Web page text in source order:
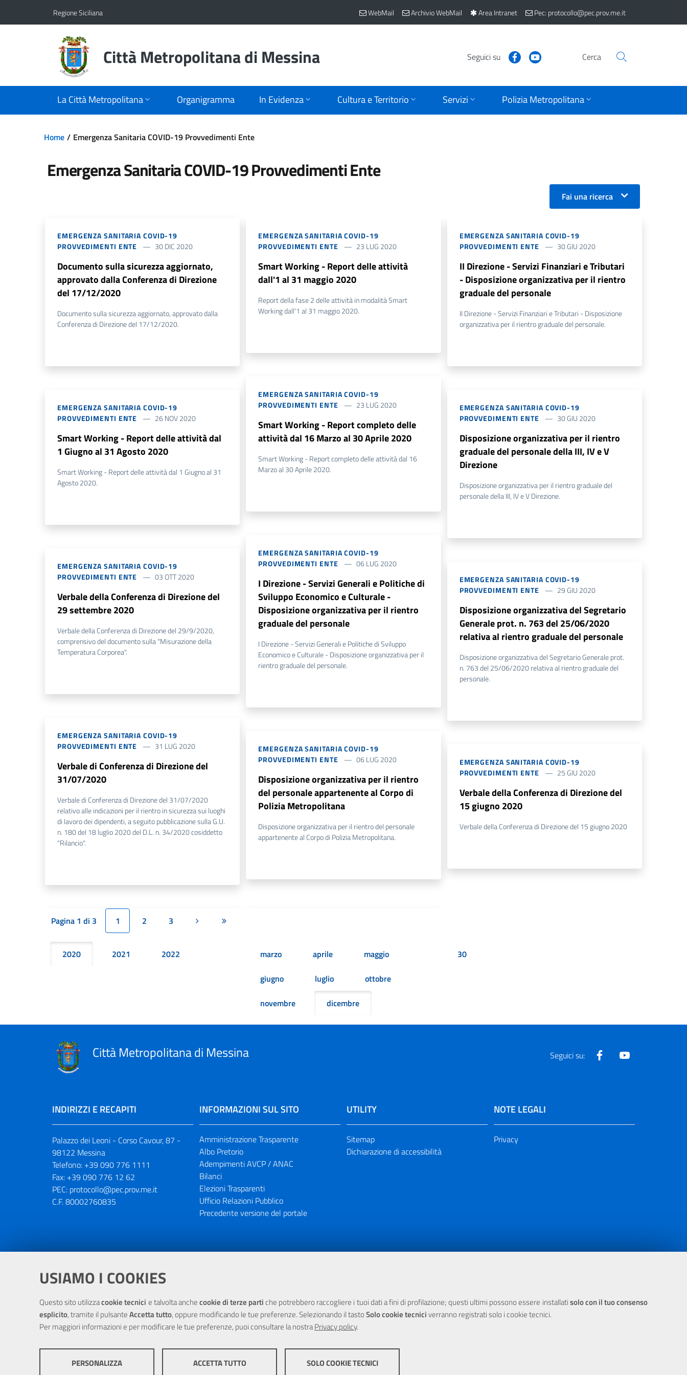
USIAMO I COOKIES
Questo sito utilizzacookie tecnici e talvolta anchecookie di terze partiche potrebbero raccogliere i tuoi dati a fini di profilazione; questi ultimi possono essere installatisolo con il tuo consenso
esplicito, tramite il pulsanteAccetta tutto, oppure modificando le tue preferenze. Selezionando il tastoSolo cookie tecniciverranno registrati solo i cookie tecnici.
Per maggiori informazioni e per modificare le tue preferenze, puoi consultare la nostraPrivacy policy.
PERSONALIZZA ACCETTA TUTTO SOLO COOKIE TECNICI
Vai al contenuto principale
Vai al menu principale
Regione Siciliana WebMail Archivio WebMail Area Intranet Pec: protocollo@pec.prov.me.it
Città Metropolitana di Messina Seguici su Cerca
La Città Metropolitana Organigramma In Evidenza Cultura e Territorio Servizi Polizia Metropolitana
Home Emergenza Sanitaria COVID-19 Provvedimenti Ente
Emergenza Sanitaria COVID-19 Provvedimenti Ente
Fai una ricerca
EMERGENZA SANITARIA COVID-19
PROVVEDIMENTI ENTE
30 DIC 2020
Documento sulla sicurezza aggiornato,
approvato dalla Conferenza di Direzione
del 17/12/2020
Documento sulla sicurezza aggiornato, approvato dalla
Conferenza di Direzione del 17/12/2020.
EMERGENZA SANITARIA COVID-19
PROVVEDIMENTI ENTE
26 NOV 2020
Smart Working - Report delle attività dal
1 Giugno al 31 Agosto 2020
Smart Working - Report delle attività dal 1 Giugno al 31
Agosto 2020.
EMERGENZA SANITARIA COVID-19
PROVVEDIMENTI ENTE
03 OTT 2020
Verbale della Conferenza di Direzione del
29 settembre 2020
Verbale della Conferenza di Direzione del 29/9/2020,
comprensivo del documento sulla "Misurazione della
Temperatura Corporea".
EMERGENZA SANITARIA COVID-19
PROVVEDIMENTI ENTE
31 LUG 2020
Verbale di Conferenza di Direzione del
31/07/2020
Verbale di Conferenza di Direzione del 31/07/2020
relativo alle indicazioni per il rientro in sicurezza sui luoghi
di lavoro dei dipendenti, a seguito pubblicazione sulla G.U.
n. 180 del 18 luglio 2020 del D.L. n. 34/2020 cosiddetto
"Rilancio".
EMERGENZA SANITARIA COVID-19
PROVVEDIMENTI ENTE
23 LUG 2020
Smart Working - Report delle attività
dall'1 al 31 maggio 2020
Report della fase 2 delle attività in modalità Smart
Working dall'1 al 31 maggio 2020.
EMERGENZA SANITARIA COVID-19
PROVVEDIMENTI ENTE
23 LUG 2020
Smart Working - Report completo delle
attività dal 16 Marzo al 30 Aprile 2020
Smart Working - Report completo delle attività dal 16
Marzo al 30 Aprile 2020.
EMERGENZA SANITARIA COVID-19
PROVVEDIMENTI ENTE
06 LUG 2020
I Direzione - Servizi Generali e Politiche di
Sviluppo Economico e Culturale -
Disposizione organizzativa per il rientro
graduale del personale
I Direzione - Servizi Generali e Politiche di Sviluppo
Economico e Culturale - Disposizione organizzativa per il
rientro graduale del personale.
EMERGENZA SANITARIA COVID-19
PROVVEDIMENTI ENTE
06 LUG 2020
Disposizione organizzativa per il rientro
del personale appartenente al Corpo di
Polizia Metropolitana
Disposizione organizzativa per il rientro del personale
appartenente al Corpo di Polizia Metropolitana.
EMERGENZA SANITARIA COVID-19
PROVVEDIMENTI ENTE
30 GIU 2020
II Direzione - Servizi Finanziari e Tributari
- Disposizione organizzativa per il rientro
graduale del personale
II Direzione - Servizi Finanziari e Tributari - Disposizione
organizzativa per il rientro graduale del personale.
EMERGENZA SANITARIA COVID-19
PROVVEDIMENTI ENTE
30 GIU 2020
Disposizione organizzativa per il rientro
graduale del personale della III, IV e V
Direzione
Disposizione organizzativa per il rientro graduale del
personale della III, IV e V Direzione.
EMERGENZA SANITARIA COVID-19
PROVVEDIMENTI ENTE
29 GIU 2020
Disposizione organizzativa del Segretario
Generale prot. n. 763 del 25/06/2020
relativa al rientro graduale del personale
Disposizione organizzativa del Segretario Generale prot.
n. 763 del 25/06/2020 relativa al rientro graduale del
personale.
EMERGENZA SANITARIA COVID-19
PROVVEDIMENTI ENTE
25 GIU 2020
Verbale della Conferenza di Direzione del
15 giugno 2020
Verbale della Conferenza di Direzione del 15 giugno 2020
Pagina 1 di 3 1 2 3 Pagina successiva
Ultima pagina
2020 2021 2022 marzo aprile
maggio
giugno
luglio
ottobre
novembre
dicembre
30
Città Metropolitana di Messina Seguici su: Facebook
INDIRIZZI E RECAPITI
Palazzo dei Leoni - Corso Cavour, 87 -
98122 Messina
Telefono: +39 090 776 1111
Fax: +39 090 776 12 62
PEC: protocollo@pec.prov.me.it
C.F. 80002760835
INFORMAZIONI SUL SITO
Amministrazione Trasparente
Albo Pretorio
Adempimenti AVCP / ANAC
Bilanci
Elezioni Trasparenti
Ufficio Relazioni Pubblico
Precedente versione del portale
UTILITY
Sitemap
Dichiarazione di accessibilità
NOTE LEGALI
Privacy
Portale realizzato con la partecipazione finanziaria dell'Unione Europea tramite i fondi del POR Sicilia 2000/2006 Misura 6.05 - Fondo FESR
© Copyright 2025 Città Metropolitana di Messina -